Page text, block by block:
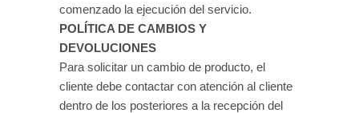
comenzado la ejecución del servicio.
POLÍTICA DE CAMBIOS Y
DEVOLUCIONES
Para solicitar un cambio de producto, el
cliente debe contactar con atención al cliente
dentro de los posteriores a la recepción del